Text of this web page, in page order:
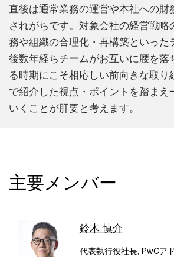
直後は通常業務の運営や本社への財
されがちです。対象会社の経営戦略
務や組織の合理化・再構築といった
後数年経ちチームがお互いに腰を落
る時期にこそ相応しい前向きな取り
で紹介した視点・ポイントを踏まえ
いくことが肝要と考えます。
主要メンバー
鈴木 慎介
代表執行役社長, PwCア